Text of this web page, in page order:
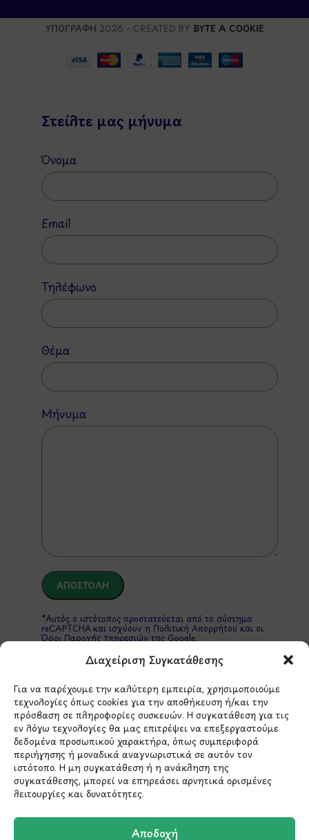
Διαχείριση Συγκατάθεσης
Για να παρέχουμε την καλύτερη εμπειρία, χρησιμοποιούμε
τεχνολογίες όπως cookies για την αποθήκευση ή/και την
πρόσβαση σε πληροφορίες συσκευών. Η συγκατάθεση για τις
εν λόγω τεχνολογίες θα μας επιτρέψει να επεξεργαστούμε
δεδομένα προσωπικού χαρακτήρα, όπως συμπεριφορά
περιήγησης ή μοναδικά αναγνωριστικά σε αυτόν τον
ιστότοπο. Η μη συγκατάθεση ή η ανάκληση της
συγκατάθεσης, μπορεί να επηρεάσει αρνητικά ορισμένες
λειτουργίες και δυνατότητες.
Αποδοχή
ΥΠΟΓΡΑΦΗ 2026 - CREATED BY BYTE A COOKIE
Στείλτε μας μήνυμα
Όνομα
Email
Τηλέφωνο
Θέμα
Μήνυμα
*Αυτός ο ιστότοπος προστατεύεται από το σύστημα
reCAPTCHA και ισχύουν η Πολιτική Απορρήτου και οι
Όροι Παροχής Υπηρεσιώντης Google.
ΣΤΟΙΧΕΙΑ ΕΠΙΚΟΙΝΩΝΙΑΣ
Holargos Center (Ισόγειο)
Λ.Περικλέους 56,
Χολαργός 15561